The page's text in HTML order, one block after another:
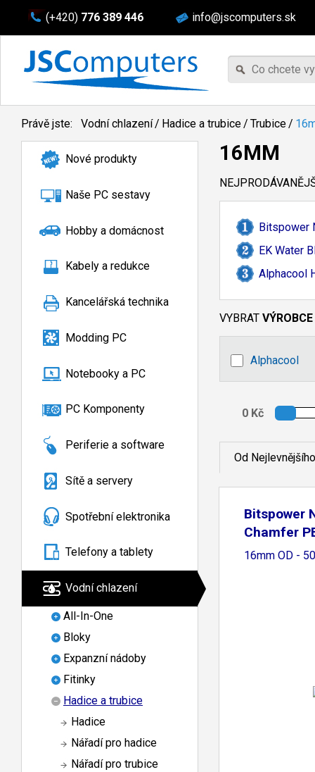
(+420) 776 389 446 info@jscomputers.sk
Právě jste: Vodní chlazení/ Hadice a trubice/ Trubice/
Nové produkty
Naše PC sestavy
Hobby a domácnost
Kabely a redukce
Kancelářská technika
Modding PC
Notebooky a PC
PC Komponenty
Periferie a software
Sítě a servery
Spotřební elektronika
Telefony a tablety
Vodní chlazení
All-In-One
Bloky
Expanzní nádoby
Fitinky
Hadice a trubice
Hadice
Nářadí pro hadice
Nářadí pro trubice
16MM
Bitspower
EK Water
Alphacool
VYBRAT VÝROBCE
Alphacool
Od Nejlevnějšího
Bitspower
Chamfer
Tube
16mm OD -